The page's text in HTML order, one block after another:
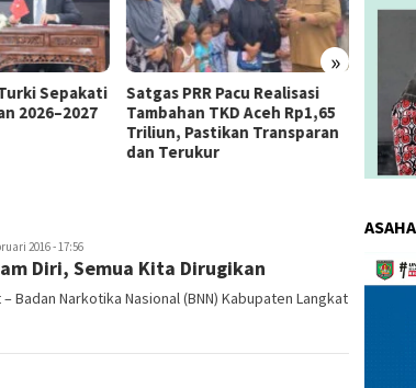
»
Realisasi
Rp1,65
Kemnaker Berhasil Mediasi
Perselisihan PHK PT Amos
Indah Indonesia Perselisihan
PHK PT Amos Indah Indonesia
The
2016 - 17:56
Diri, Semua Kita Dirugikan
– Badan Narkotika Nasional (BNN) Kabupaten Langkat
Video